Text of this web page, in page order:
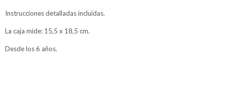
Instrucciones detalladas incluidas.
La caja mide: 15,5 x 18,5 cm.
Desde los 6 años.